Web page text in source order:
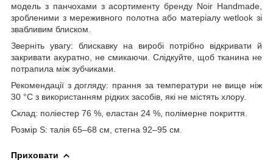
модель з панчохами з асортименту бренду Noir Handmade,
зробленими з мереживного полотна або матеріалу wetlook зі
звабливим блиском.
Зверніть увагу: блискавку на виробі потрібно відкривати й
закривати акуратно, не смикаючи. Слідкуйте, щоб тканина не
потрапила між зубчиками.
Рекомендації з догляду: прання за температури не вище ніж
30 °C з використанням рідких засобів, які не містять хлору.
Склад: поліестер 76 %, еластан 24 %, полімерне покриття.
Розмір S: талія 65–68 см, стегна 92–95 см.
Приховати